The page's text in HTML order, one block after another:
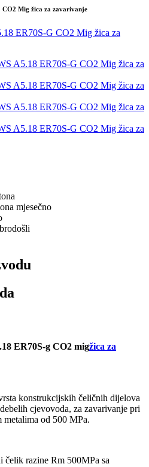
CO2 Mig žica za zavarivanje
mjesečno
ER70S-g CO2 migžica za
konstrukcijskih čeličnih dijelova
cjevovoda, za zavarivanje pri
od 500 MPa.
razine Rm 500MPa sa